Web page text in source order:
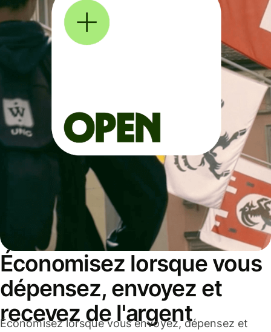
Économisez lorsque vous
dépensez, envoyez et
recevez de l'argent
Économisez lorsque vous envoyez, dépensez et